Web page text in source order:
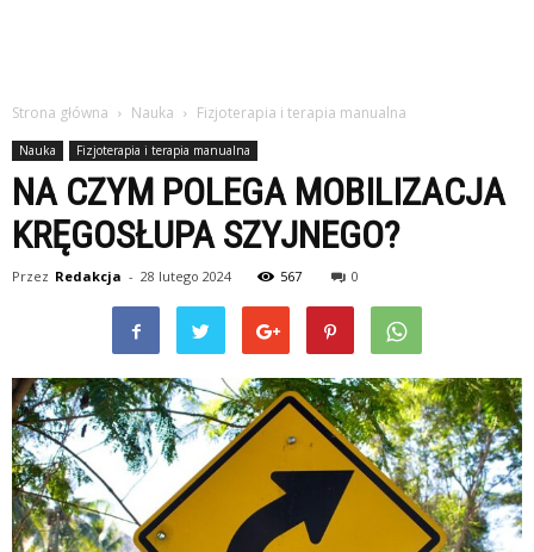
Strona główna Nauka Fizjoterapia i terapia manualna
Nauka Fizjoterapia i terapia manualna
NA CZYM POLEGA MOBILIZACJA
KRĘGOSŁUPA SZYJNEGO?
Przez Redakcja - 28 lutego 2024 567 0